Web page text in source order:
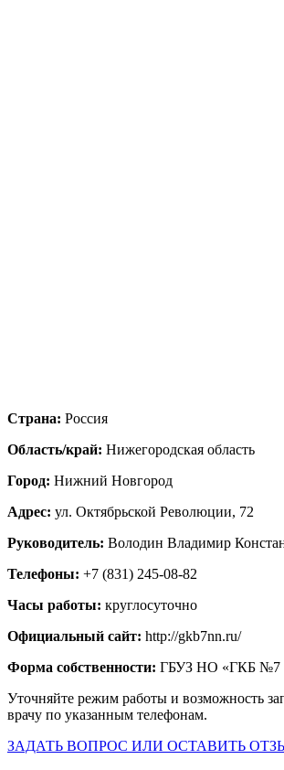
Страна: Россия
Область/край: Нижегородская область
Город: Нижний Новгород
Адрес: ул. Октябрьской Революции, 72
Руководитель: Володин Владимир
Телефоны: +7 (831) 245-08-82
Часы работы: круглосуточно
Официальный сайт: http://gkb7nn.ru/
Форма собственности: ГБУЗ НО «ГКБ №7
Уточняйте режим работы и возможность
врачу по указанным телефонам.
ЗАДАТЬ ВОПРОС ИЛИ ОСТАВИТЬ